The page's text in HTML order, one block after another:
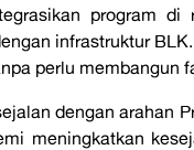
program
infrastruktur
perlu membangun
dengan arahan
meningkatkan